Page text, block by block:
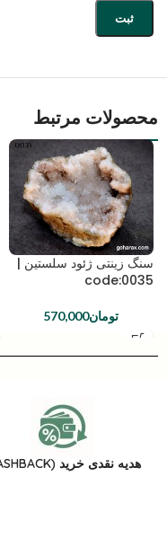
محصولات مرتبط
سنگ زینتی ژئود سلستین |
code:0035
تومان570,000
هدیه نقدی خرید (CASHBACK)